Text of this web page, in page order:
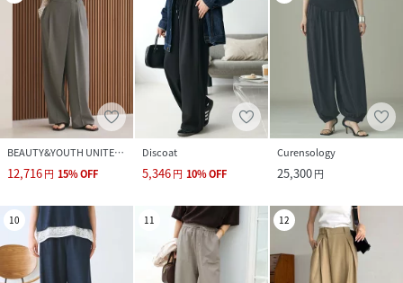
BEAUTY&YOUTH UNITED ARROWS
12,716円 15%OFF
Discoat
5,346円 10%OFF
Curensology
25,300円
10 11 12